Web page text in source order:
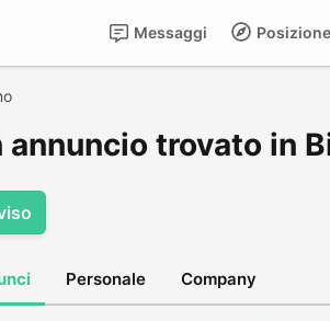
Posizione
Messaggi
annuncio trovato in
Personale Company